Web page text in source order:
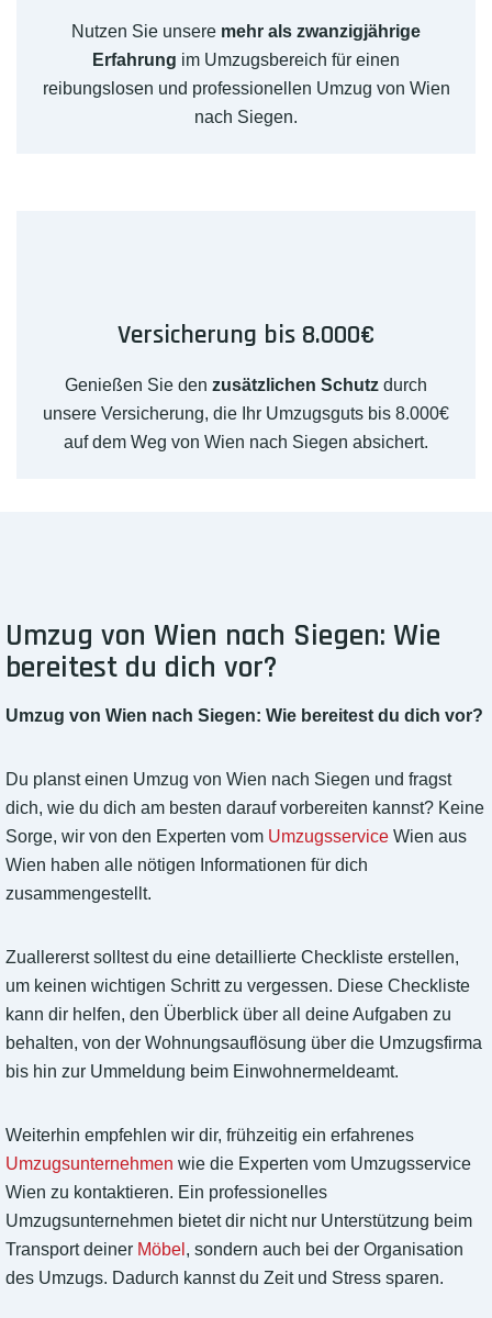
Nutzen Sie unsere mehr als zwanzigjährige
Erfahrung im Umzugsbereich für einen
reibungslosen und professionellen Umzug von Wien
nach Siegen.
Versicherung bis 8.000€
Genießen Sie den zusätzlichen Schutz durch
unsere Versicherung, die Ihr Umzugsguts bis 8.000€
auf dem Weg von Wien nach Siegen absichert.
Umzug von Wien nach Siegen: Wie
bereitest du dich vor?
Umzug von Wien nach Siegen: Wie bereitest du dich vor?
Du planst einen Umzug von Wien nach Siegen und fragst
dich, wie du dich am besten darauf vorbereiten kannst? Keine
Sorge, wir von den Experten vom Umzugsservice Wien aus
Wien haben alle nötigen Informationen für dich
zusammengestellt.
Zuallererst solltest du eine detaillierte Checkliste erstellen,
um keinen wichtigen Schritt zu vergessen. Diese Checkliste
kann dir helfen, den Überblick über all deine Aufgaben zu
behalten, von der Wohnungsauflösung über die Umzugsfirma
bis hin zur Ummeldung beim Einwohnermeldeamt.
Weiterhin empfehlen wir dir, frühzeitig ein erfahrenes
Umzugsunternehmen wie die Experten vom Umzugsservice
Wien zu kontaktieren. Ein professionelles
Umzugsunternehmen bietet dir nicht nur Unterstützung beim
Transport deiner Möbel , sondern auch bei der Organisation
des Umzugs. Dadurch kannst du Zeit und Stress sparen.